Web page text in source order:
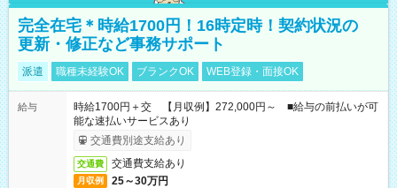
完全在宅＊時給1700円！16時定時！契約状況の
更新・修正など事務サポート
派遣 職種未経験OK ブランクOK WEB登録・面接OK
給与
時給1700円＋交 【月収例】272,000円～ ■給与の前払いが可
能な速払いサービスあり
交通費別途支給あり
交通費 交通費支給あり
月収例 25～30万円